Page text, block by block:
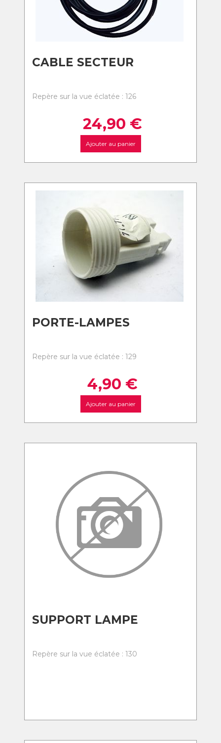
CABLE SECTEUR
Repère sur la vue éclatée : 126
24,90 €
Ajouter au panier
PORTE-LAMPES
Repère sur la vue éclatée : 129
4,90 €
Ajouter au panier
SUPPORT LAMPE
Repère sur la vue éclatée : 130